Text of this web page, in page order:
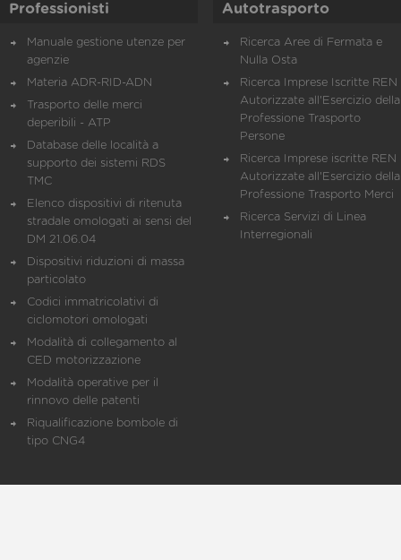
Professionisti
Manuale gestione utenze per
agenzie
Materia ADR-RID-ADN
Trasporto delle merci
deperibili - ATP
Database delle località a
supporto dei sistemi RDS
TMC
Elenco dispositivi di ritenuta
stradale omologati ai sensi del
DM 21.06.04
Dispositivi riduzioni di massa
particolato
Codici immatricolativi di
ciclomotori omologati
Modalità di collegamento al
CED motorizzazione
Modalità operative per il
rinnovo delle patenti
Riqualificazione bombole di
tipo CNG4
Autotrasporto
Ricerca Aree di Fermata e
Nulla Osta
Ricerca Imprese Iscritte REN
Autorizzate all'Esercizio della
Professione Trasporto
Persone
Ricerca Imprese iscritte REN
Autorizzate all'Esercizio della
Professione Trasporto Merci
Ricerca Servizi di Linea
Interregionali